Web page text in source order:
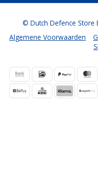
Algemene Voorwaarden
© Dutch Defence Store